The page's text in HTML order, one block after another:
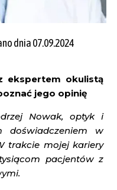
dnia 07.09.2024
ekspertem okulistą
jego opinię
Nowak, optyk i
doświadczeniem w
trakcie mojej kariery
pacjentów z